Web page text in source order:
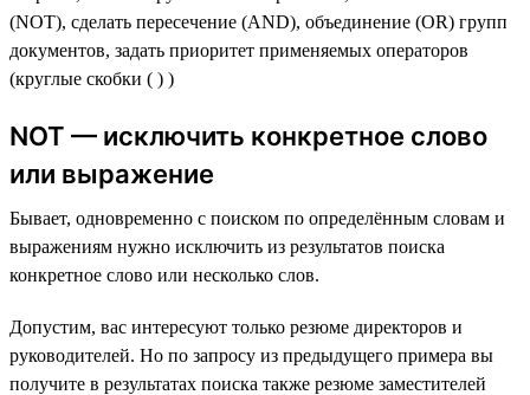
(NOT), сделать пересечение (AND), объединение (OR) групп
документов, задать приоритет применяемых операторов
(круглые скобки ( ) )
NOT — исключить конкретное слово
или выражение
Бывает, одновременно с поиском по определённым словам и
выражениям нужно исключить из результатов поиска
конкретное слово или несколько слов.
Допустим, вас интересуют только резюме директоров и
руководителей. Но по запросу из предыдущего примера вы
получите в результатах поиска также резюме заместителей